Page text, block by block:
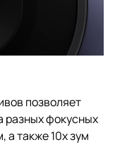
позволяет
разных фокусных
а также 10x зум